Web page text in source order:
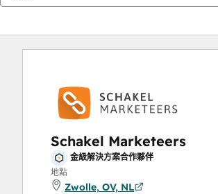
Schakel Marketeers
金級解決方案合作夥伴
地點
Zwolle, OV, NL